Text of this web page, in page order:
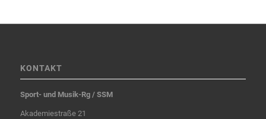
KONTAKT
Sport- und Musik-Rg / SSM
Akademiestraße 21